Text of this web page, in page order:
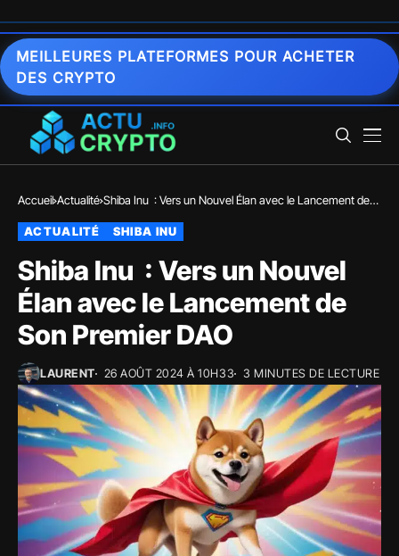
MEILLEURES PLATEFORMES POUR ACHETER
DES CRYPTO
Accueil Actualité Shiba Inu : Vers un Nouvel Élan avec le Lancement de
ACTUALITÉ
SHIBA INU
Shiba Inu : Vers un Nouvel
Élan avec le Lancement de
Son Premier DAO
LAURENT 26 AOÛT 2024 À 10H33 3 MINUTES DE LECTURE